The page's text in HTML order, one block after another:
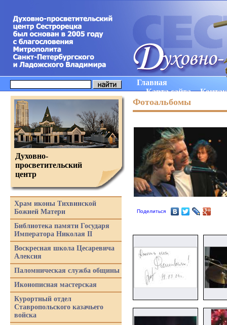
Главная
Карта сайта
Фотоальбомы
Поделиться
Духовно-
просветительский
центр
Храм иконы Тихвинской
Божией Матери
Библиотека памяти Государя
Императора Николая II
Воскресная школа Цесаревича
Алексия
Паломническая служба общины
Иконописная мастерская
Курортный отдел
Ставропольского казачьего
войска